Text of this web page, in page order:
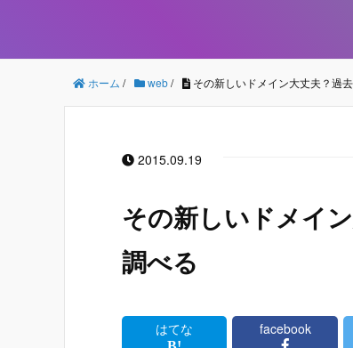
ホーム / web/ その新しいドメイン大丈夫？過
2015.09.19
その新しいドメイ
調べる
はてな facebook